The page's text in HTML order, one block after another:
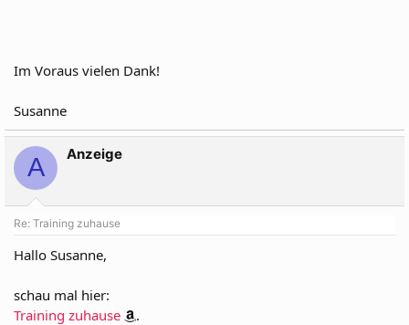
Im Voraus vielen Dank!
Susanne
A Anzeige
Re: Training zuhause
Hallo Susanne,
schau mal hier:
Training zuhause
.